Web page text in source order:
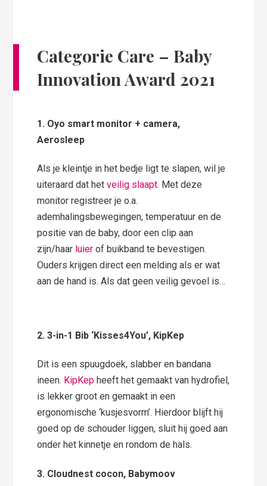
Categorie Care – Baby
Innovation Award 2021
1. Oyo smart monitor + camera,
Aerosleep
Als je kleintje in het bedje ligt te slapen, wil je
uiteraard dat hetveilig slaapt. Met deze
monitor registreer je o.a.
ademhalingsbewegingen, temperatuur en de
positie van de baby, door een clip aan
zijn/haar luierof buikband te bevestigen.
Ouders krijgen direct een melding als er wat
aan de hand is. Als dat geen veilig gevoel is…
2. 3-in-1 Bib ‘Kisses4You’, KipKep
Dit is een spuugdoek, slabber en bandana
ineen. KipKep heeft het gemaakt van hydrofiel,
is lekker groot en gemaakt in een
ergonomische ‘kusjesvorm’. Hierdoor blijft hij
goed op de schouder liggen, sluit hij goed aan
onder het kinnetje en rondom de hals.
3. Cloudnest cocon, Babymoov